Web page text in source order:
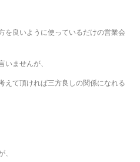
を良いように使っているだけの営業会
ませんが、
えて頂ければ三方良しの関係になれる